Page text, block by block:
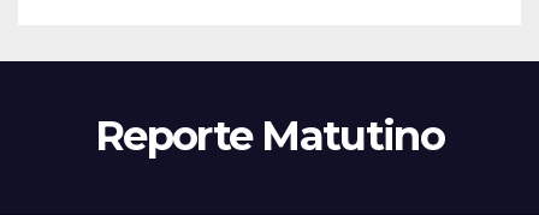
Reporte Matutino